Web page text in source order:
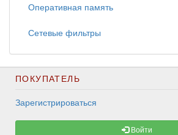
Оперативная память
Сетевые фильтры
ПОКУПАТЕЛЬ
Зарегистрироваться
Войти